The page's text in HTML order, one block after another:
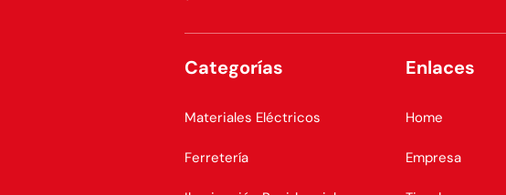
Categorías
Materiales Eléctricos
Ferretería
Enlaces
Home
Empresa